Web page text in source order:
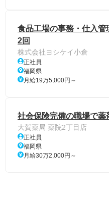
食品工場の事務・仕入
2回
株式会社ヨシケイ小倉
正社員
福岡県
月給19万5,000円～
社会保険完備の職場で薬
大賀薬局 薬院2丁目店
正社員
福岡県
月給30万2,000円～